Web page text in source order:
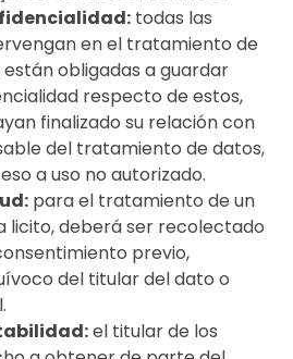
todas las
en el tratamiento de
obligadas a guardar
respecto de estos,
finalizado su relación con
del tratamiento de datos,
a uso no autorizado.
para el tratamiento de un
licito, deberá ser recolectado
previo,
del titular del dato o
el titular de los